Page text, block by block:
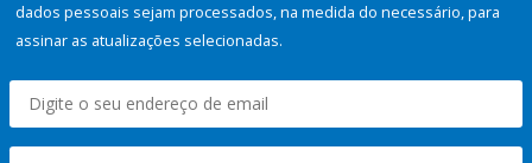
dados pessoais sejam processados, na medida do necessário, para
assinar as atualizações selecionadas.